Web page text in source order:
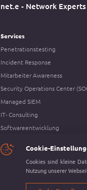
net.e - Network Experts
Services
Penetrationstesting
Incident Response
Mitarbeiter Awareness
Security Operations Center
Managed SIEM
IT- Consulting
Softwareentwicklung
Referenzen anfordern
Cookie-
Cookies sind kleine
Nutzung unserer